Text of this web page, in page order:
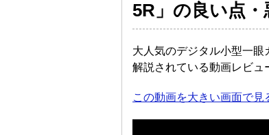
5R」の良い点・
大人気のデジタル小型一眼
解説されている動画レビュ
この動画を大きい画面で見